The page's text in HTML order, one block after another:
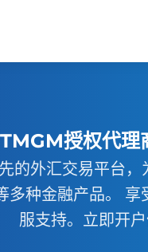
授权代理
的外汇交易平台
多种金融产品。
服支持。立即开